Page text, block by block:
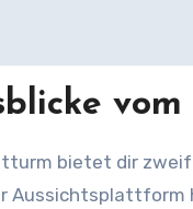
vom
bietet dir
Aussichtsplattform